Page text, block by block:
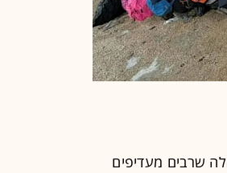
שרבים מעדיפים